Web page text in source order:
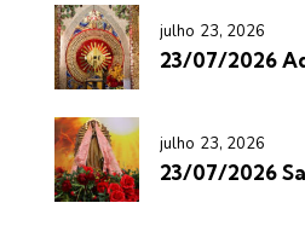
julho 23, 2026
23/07/2026
julho 23, 2026
23/07/2026